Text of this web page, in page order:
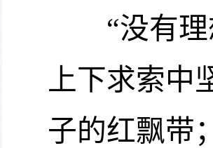
“没有理
上下求索中
子的红飘带